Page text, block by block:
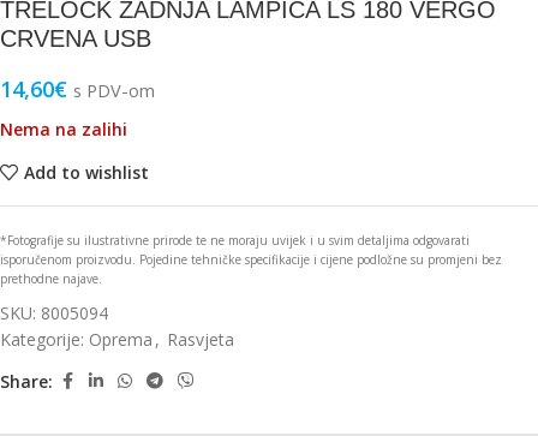
TRELOCK ZADNJA LAMPICA LS 180 VERGO
CRVENA USB
14,60€ s PDV-om
Nema na zalihi
Add to wishlist
*Fotografije su ilustrativne prirode te ne moraju uvijek i u svim detaljima odgovarati
isporučenom proizvodu. Pojedine tehničke specifikacije i cijene podložne su promjeni bez
prethodne najave.
SKU: 8005094
Kategorije: Oprema , Rasvjeta
Share: